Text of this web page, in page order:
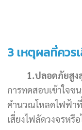
3 เหตุผลที่ควร
1.ปลอดภัยสูงสุ
การทดสอบเข้าใจข
คำนวณโหลดไฟฟ้า
เสี่ยงไฟลัดวงจรหรื